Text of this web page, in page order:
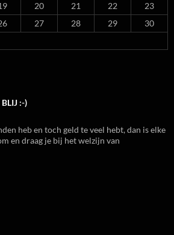
20 21 22
23
27 28 29
30
:-)
heb en toch geld te veel hebt, dan is elke
en draag je bij het welzijn van